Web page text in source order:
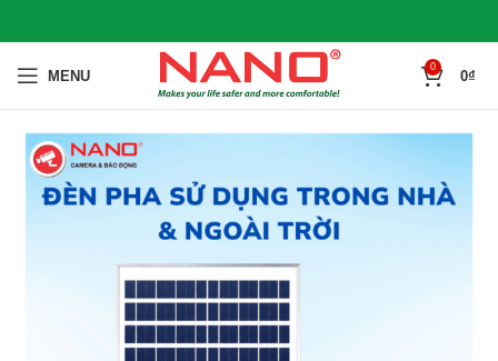
MENU
0
0₫